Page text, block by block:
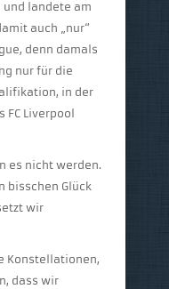
und landete am
auch „nur“
denn damals
nur für die
in der
Liverpool
es nicht werden.
bisschen Glück
wir
Konstellationen,
dass wir